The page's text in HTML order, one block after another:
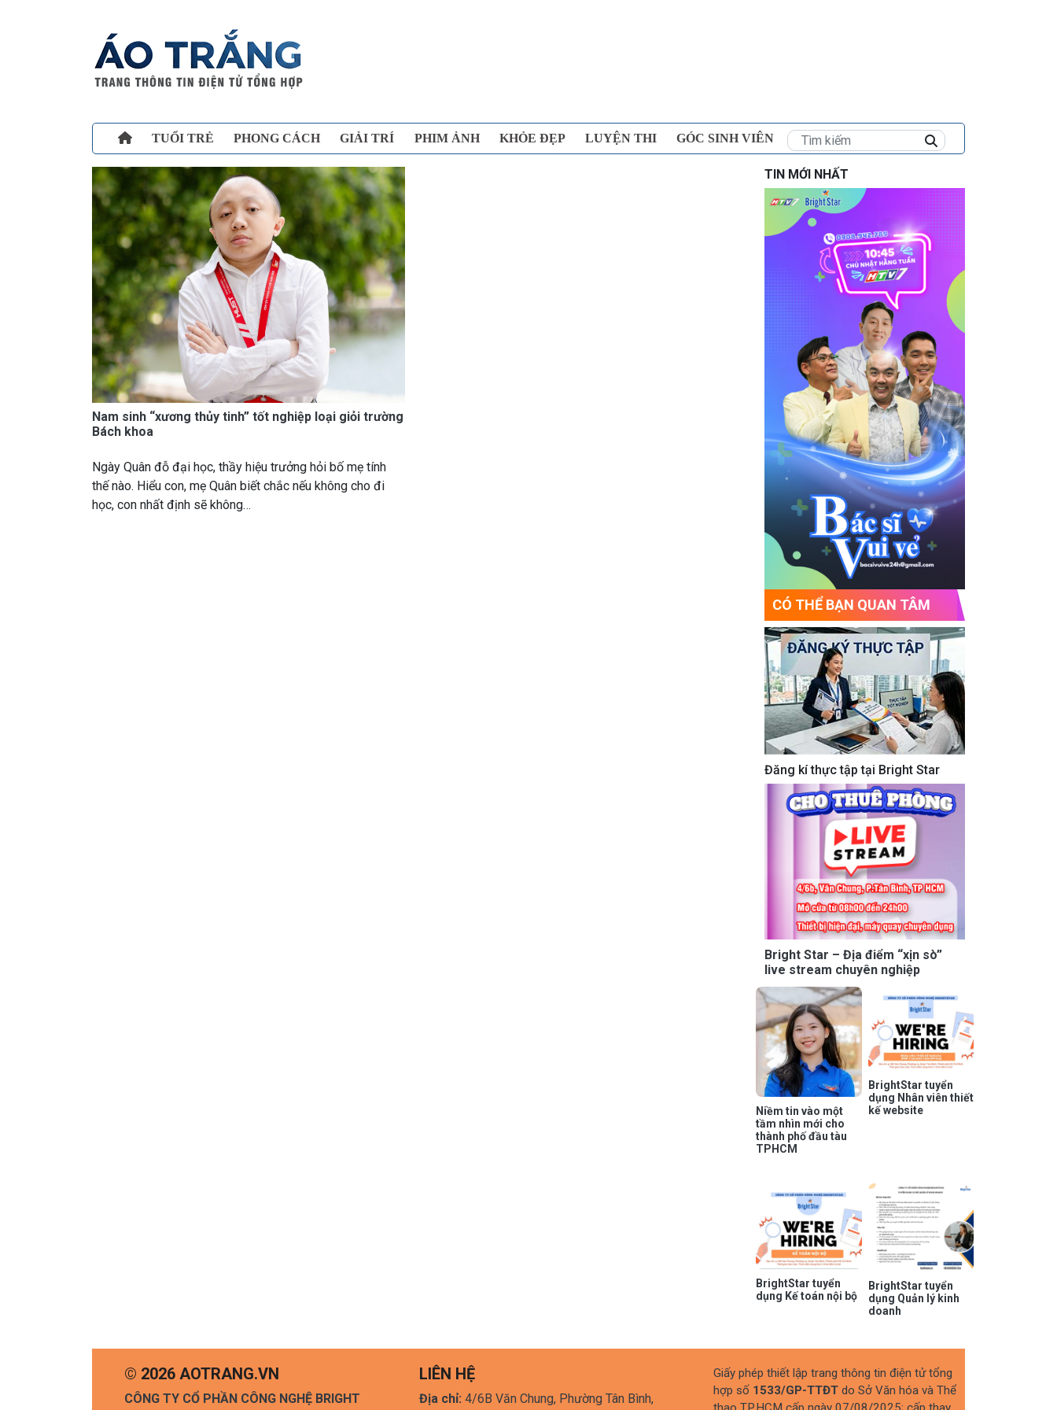
TUỔI TRẺ PHONG CÁCH GIẢI TRÍ PHIM ẢNH KHỎE ĐẸP LUYỆN THI GÓC SINH VIÊN
Nam sinh “xương thủy tinh” tốt nghiệp loại giỏi trường
Bách khoa
Ngày Quân đỗ đại học, thầy hiệu trưởng hỏi bố mẹ tính
thế nào. Hiểu con, mẹ Quân biết chắc nếu không cho đi
học, con nhất định sẽ không…
TIN MỚI NHẤT
CÓ THỂ BẠN QUAN TÂM
Đăng kí thực tập tại Bright Star
Bright Star – Địa điểm “xịn sò”
live stream chuyên nghiệp
Niềm tin vào một
tầm nhìn mới cho
thành phố đầu tàu
TPHCM
BrightStar tuyển
dụng Nhân viên thiết
kế website
BrightStar tuyển
dụng Kế toán nội bộ
BrightStar tuyển
dụng Quản lý kinh
doanh
© 2026 AOTRANG.VN
CÔNG TY CỔ PHẦN CÔNG NGHỆ BRIGHT
LIÊN HỆ
Địa chỉ: 4/6B Văn Chung, Phường Tân Bình,
Giấy phép thiết lập trang thông tin điện tử tổng
hợp số 1533/GP-TTĐT do Sở Văn hóa và Thể